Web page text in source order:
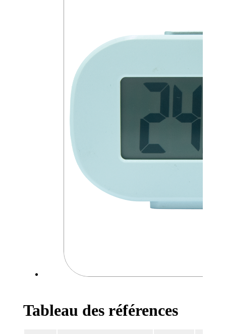
Tableau des références